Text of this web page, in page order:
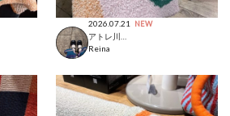
2026.07.21 NEW
Reina